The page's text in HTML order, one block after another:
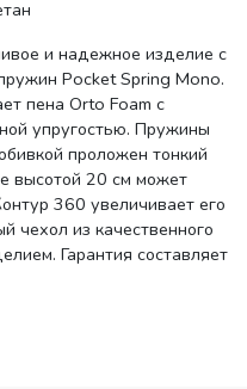
и надежное изделие с
Pocket Spring Mono.
пена Orto Foam с
упругостью. Пружины
проложен тонкий
высотой 20 см может
360 увеличивает его
чехол из качественного
Гарантия составляет